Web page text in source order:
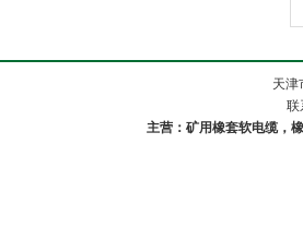
天津
联
主营：矿用橡套软电缆，